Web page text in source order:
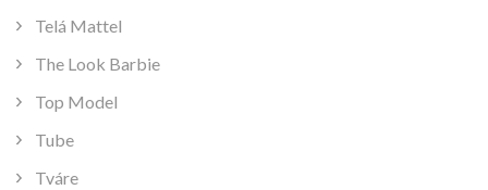
Telá Mattel
The Look Barbie
Top Model
Tube
Tváre